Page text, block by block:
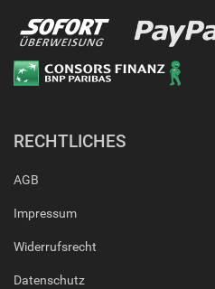
RECHTLICHES
AGB
Impressum
Widerrufsrecht
Datenschutz